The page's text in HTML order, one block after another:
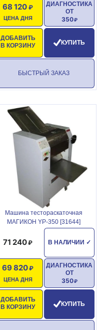
ЦЕНА ДНЯ
68 120
ДОБАВИТЬ
В КОРЗИНУ
ДИАГНОСТИКА
ОТ
350
КУПИТЬ
БЫСТРЫЙ ЗАКАЗ
Машина тестораскаточная
МАГИКОН YP-350 [31644]
В НАЛИЧИИ ✓
71 240
ЦЕНА ДНЯ
69 820
ДОБАВИТЬ
В КОРЗИНУ
ДИАГНОСТИКА
ОТ
350
КУПИТЬ